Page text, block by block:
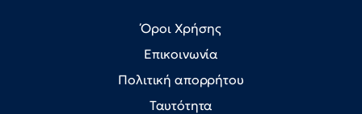
Όροι Χρήσης
Επικοινωνία
Πολιτική απορρήτου
Ταυτότητα